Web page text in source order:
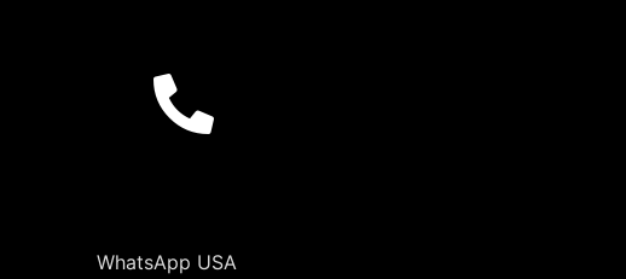
WhatsApp USA